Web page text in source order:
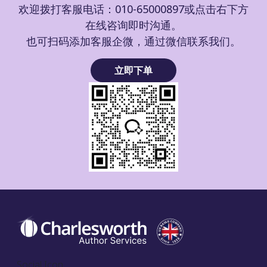
欢迎拨打客服电话：010-65000897或点击右下方
在线咨询即时沟通。
也可扫码添加客服企微，通过微信联系我们。
立即下单